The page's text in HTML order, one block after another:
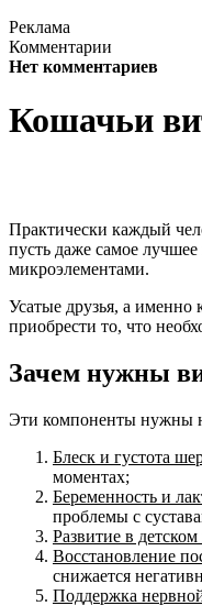
Реклама
Комментарии
Нет комментариев
Кошачьи
Практически каждый
пусть даже самое
микроэлементами.
Усатые друзья, а
приобрести то, что
Зачем нужны
Эти компоненты нужны
Блеск и густота
моментах;
Беременность и
проблемы с
Развитие в детском
Восстановление
снижается
Поддержка